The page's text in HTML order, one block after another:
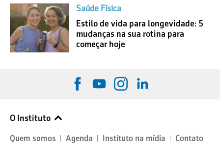
Saúde Física
Estilo de vida para longevidade: 5
mudanças na sua rotina para
começar hoje
O Instituto
Quem somos Agenda Instituto na mídia
Contato